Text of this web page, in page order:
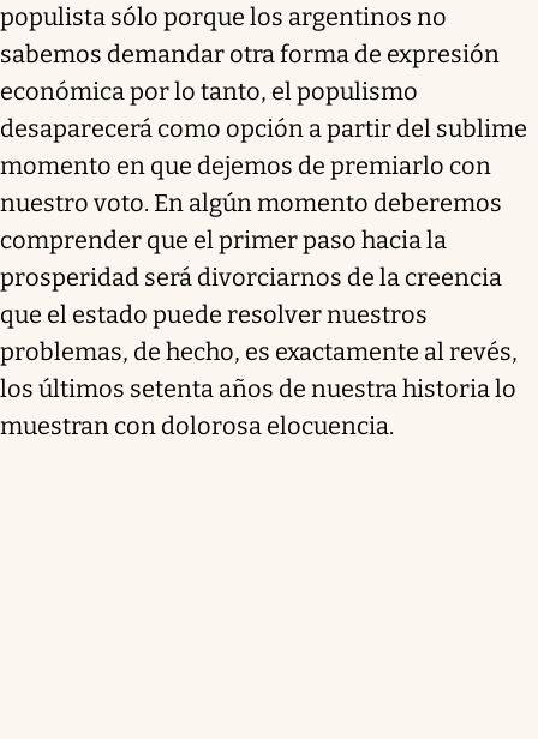
populista sólo porque los argentinos no
sabemos demandar otra forma de expresión
económica por lo tanto, el populismo
desaparecerá como opción a partir del sublime
momento en que dejemos de premiarlo con
nuestro voto. En algún momento deberemos
comprender que el primer paso hacia la
prosperidad será divorciarnos de la creencia
que el estado puede resolver nuestros
problemas, de hecho, es exactamente al revés,
los últimos setenta años de nuestra historia lo
muestran con dolorosa elocuencia.